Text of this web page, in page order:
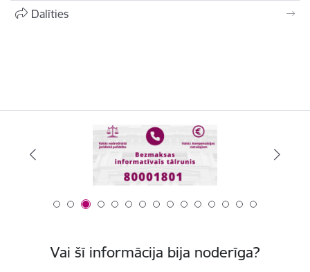
Dalīties
Vai šī informācija bija noderīga?